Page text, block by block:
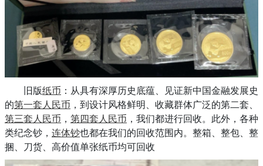
旧版纸币 ：从具有深厚历史底蕴、见证新中国金融发展史
的第一套人民币 ，到设计风格鲜明、收藏群体广泛的第二套、
第三套人民币 ， 第四套人民币 ，我们都进行回收。此外，各种
类纪念钞， 连体钞也都在我们的回收范围内。整箱、整包、整
捆、刀货、高价值单张纸币均可回收